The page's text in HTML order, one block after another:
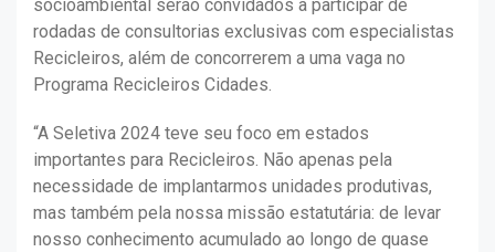
socioambiental serão convidados a participar de
rodadas de consultorias exclusivas com especialistas
Recicleiros, além de concorrerem a uma vaga no
Programa Recicleiros Cidades.
“A Seletiva 2024 teve seu foco em estados
importantes para Recicleiros. Não apenas pela
necessidade de implantarmos unidades produtivas,
mas também pela nossa missão estatutária: de levar
nosso conhecimento acumulado ao longo de quase